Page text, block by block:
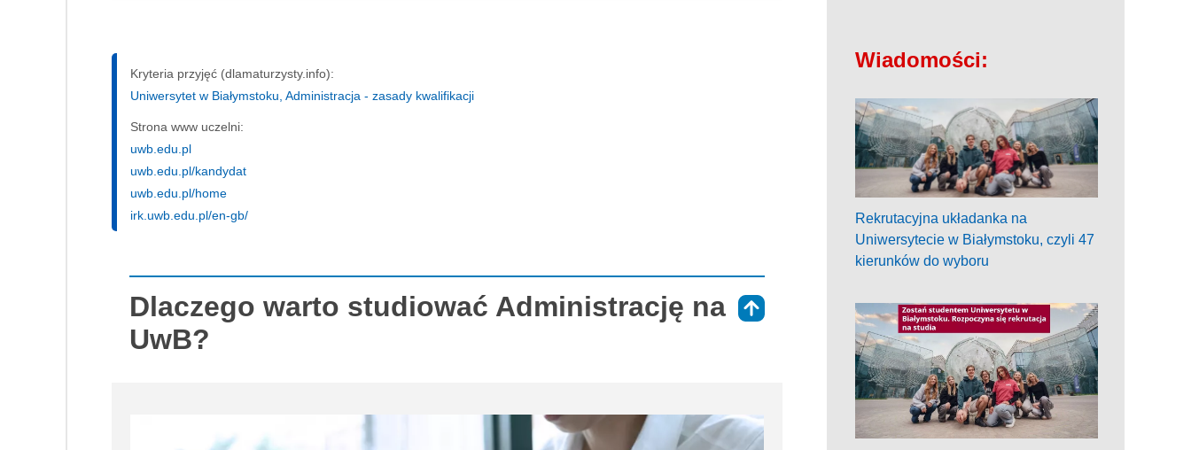
Kryteria przyjęć (dlamaturzysty.info):
Uniwersytet w Białymstoku, Administracja - zasady kwalifikacji
Strona www uczelni:
uwb.edu.pl
uwb.edu.pl/kandydat
uwb.edu.pl/home
irk.uwb.edu.pl/en-gb/
Dlaczego warto studiować Administrację na
UwB?
Wiadomości:
Rekrutacyjna układanka na
Uniwersytecie w Białymstoku, czyli 47
kierunków do wyboru